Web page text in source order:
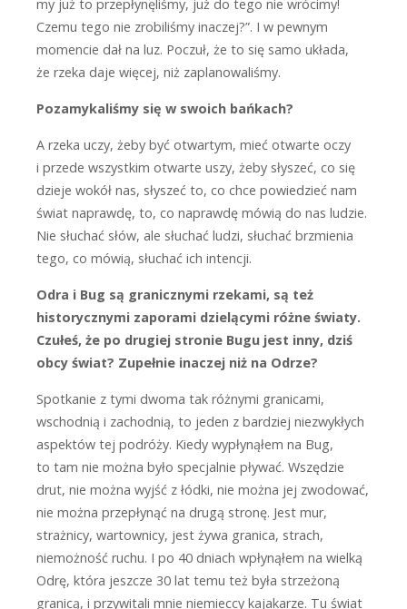
my już to przepłynęliśmy, już do tego nie wrócimy!
Czemu tego nie zrobiliśmy inaczej?”. I w pewnym
momencie dał na luz. Poczuł, że to się samo układa,
że rzeka daje więcej, niż zaplanowaliśmy.
Pozamykaliśmy się w swoich bańkach?
A rzeka uczy, żeby być otwartym, mieć otwarte oczy
i przede wszystkim otwarte uszy, żeby słyszeć, co się
dzieje wokół nas, słyszeć to, co chce powiedzieć nam
świat naprawdę, to, co naprawdę mówią do nas ludzie.
Nie słuchać słów, ale słuchać ludzi, słuchać brzmienia
tego, co mówią, słuchać ich intencji.
Odra i Bug są granicznymi rzekami, są też
historycznymi zaporami dzielącymi różne światy.
Czułeś, że po drugiej stronie Bugu jest inny, dziś
obcy świat? Zupełnie inaczej niż na Odrze?
Spotkanie z tymi dwoma tak różnymi granicami,
wschodnią i zachodnią, to jeden z bardziej niezwykłych
aspektów tej podróży. Kiedy wypłynąłem na Bug,
to tam nie można było specjalnie pływać. Wszędzie
drut, nie można wyjść z łódki, nie można jej zwodować,
nie można przepłynąć na drugą stronę. Jest mur,
strażnicy, wartownicy, jest żywa granica, strach,
niemożność ruchu. I po 40 dniach wpłynąłem na wielką
Odrę, która jeszcze 30 lat temu też była strzeżoną
granicą, i przywitali mnie niemieccy kajakarze. Tu świat